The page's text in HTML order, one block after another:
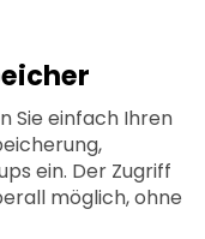
Sie einfach Ihren
ein. Der Zugriff
möglich, ohne